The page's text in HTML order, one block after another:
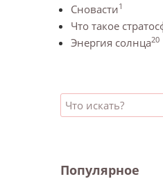
Сновасти1
Что такое
Энергия солнца20
Популярное